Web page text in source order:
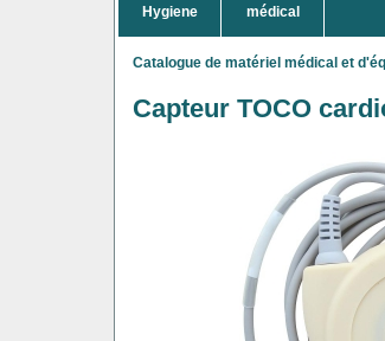
Hygiene
médical
Catalogue de matériel médical et
Capteur TOCO